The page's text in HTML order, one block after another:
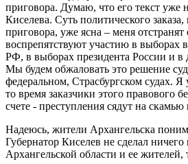
приговора. Думаю, что его текст уже
Киселева. Суть политического
приговора, уже ясна – меня
воспрепятствуют участию в выборах
РФ, в выборах президента России и в
Мы будем обжаловать это решение
федеральном, Страсбургском судах. Я
то время заказчики этого правового
счете - преступления сядут на
Надеюсь, жители Архангельска
Губернатор Киселев не сделал ничего
Архангельской области и ее жителей,